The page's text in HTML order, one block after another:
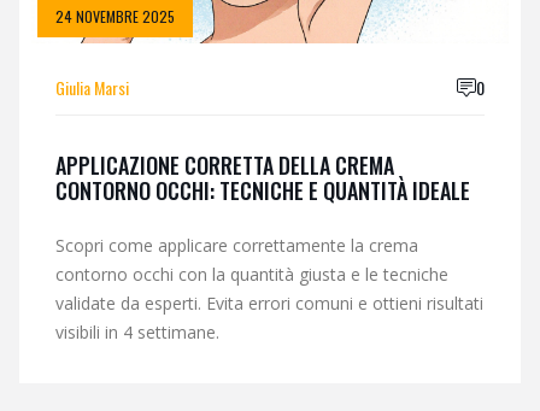
24 NOVEMBRE 2025
Giulia Marsi 0
APPLICAZIONE CORRETTA DELLA CREMA
CONTORNO OCCHI: TECNICHE E QUANTITÀ IDEALE
Scopri come applicare correttamente la crema
contorno occhi con la quantità giusta e le tecniche
validate da esperti. Evita errori comuni e ottieni risultati
visibili in 4 settimane.